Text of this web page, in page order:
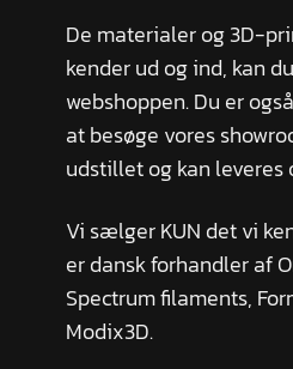
De materialer og 3D-
kender ud og ind, kan
webshoppen. Du er
at besøge vores
udstillet og kan leveres
Vi sælger KUN det vi
er dansk forhandler af
Spectrum filaments,
Modix3D.